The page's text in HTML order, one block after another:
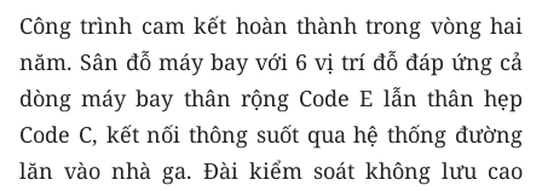
Media Văn hóa
Media Xã hội
Media Pháp luật
Công trình cam kết hoàn thành trong vòng hai
năm. Sân đỗ máy bay với 6 vị trí đỗ đáp ứng cả
dòng máy bay thân rộng Code E lẫn thân hẹp
Code C, kết nối thông suốt qua hệ thống đường
lăn vào nhà ga. Đài kiểm soát không lưu cao